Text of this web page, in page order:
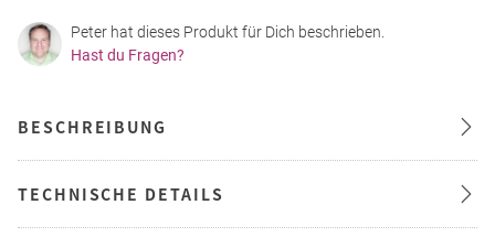
Peter hat dieses Produkt für Dich beschrieben.
Hast du Fragen?
BESCHREIBUNG
TECHNISCHE DETAILS